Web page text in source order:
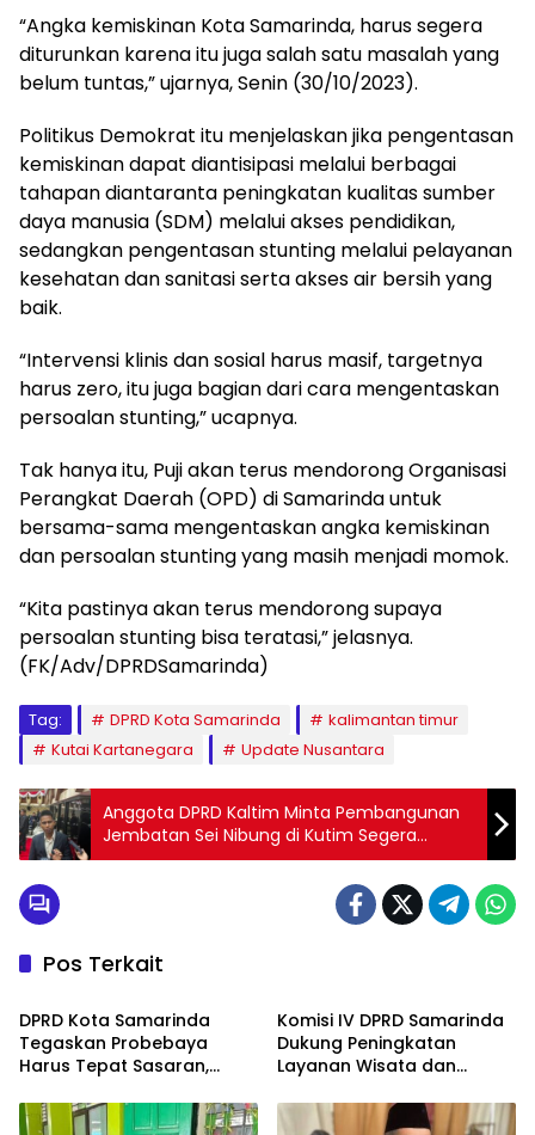
“Angka kemiskinan Kota Samarinda, harus segera
diturunkan karena itu juga salah satu masalah yang
belum tuntas,” ujarnya, Senin (30/10/2023).
Politikus Demokrat itu menjelaskan jika pengentasan
kemiskinan dapat diantisipasi melalui berbagai
tahapan diantaranta peningkatan kualitas sumber
daya manusia (SDM) melalui akses pendidikan,
sedangkan pengentasan stunting melalui pelayanan
kesehatan dan sanitasi serta akses air bersih yang
baik.
“Intervensi klinis dan sosial harus masif, targetnya
harus zero, itu juga bagian dari cara mengentaskan
persoalan stunting,” ucapnya.
Tak hanya itu, Puji akan terus mendorong Organisasi
Perangkat Daerah (OPD) di Samarinda untuk
bersama-sama mengentaskan angka kemiskinan
dan persoalan stunting yang masih menjadi momok.
“Kita pastinya akan terus mendorong supaya
persoalan stunting bisa teratasi,” jelasnya.
(FK/Adv/DPRDSamarinda)
Tag: DPRD Kota Samarinda
kalimantan timur
Kutai Kartanegara
Update Nusantara
Anggota DPRD Kaltim Minta Pembangunan
Jembatan Sei Nibung di Kutim Segera
Diselesaikan
Pos Terkait
Advertorial
DPRD Kota Samarinda
Tegaskan Probebaya
Harus Tepat Sasaran,
Semata
Komisi IV DPRD Samarinda
Dukung Peningkatan
Layanan Wisata dan